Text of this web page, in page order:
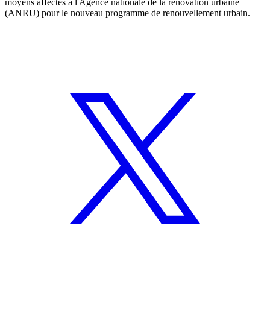
(ANRU) pour le nouveau programme de renouvellement urbain.